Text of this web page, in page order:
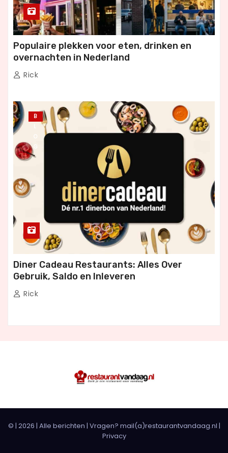
Populaire plekken voor eten, drinken en
overnachten in Nederland
Rick
B
L
O
G
Diner Cadeau Restaurants: Alles Over
Gebruik, Saldo en Inleveren
Rick
© | 2026 | Alle berichten | Vragen? mail(a)restaurantvandaag.nl |
Privacy